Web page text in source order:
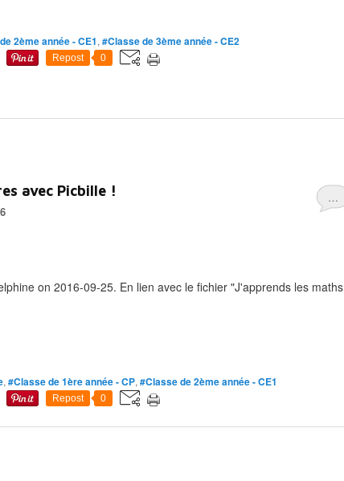
2ème année - CE1, #Classe de 3ème année - CE2
Repost 0
…
avec Picbille !
on 2016-09-25. En lien avec le fichier "J'apprends les maths
, #Classe de 1ère année - CP, #Classe de 2ème année - CE1
Repost 0